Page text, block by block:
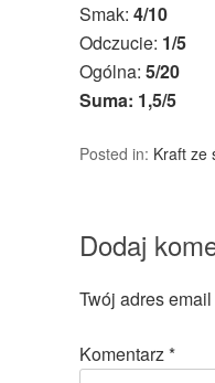
Smak: 4/10
Odczucie: 1/5
Ogólna: 5/20
Suma: 1,5/5
Posted in: Kraft ze
Dodaj
Twój adres
Komentarz*